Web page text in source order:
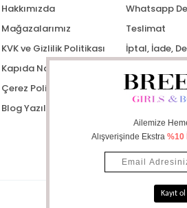
Hakkımızda
Mağazalarımız
KVK ve Gizlilik Politikası
Kapıda Nakit Ödeme
Çerez Politikası
Blog Yazıları
Whatsapp
Teslimat
İptal, İade,